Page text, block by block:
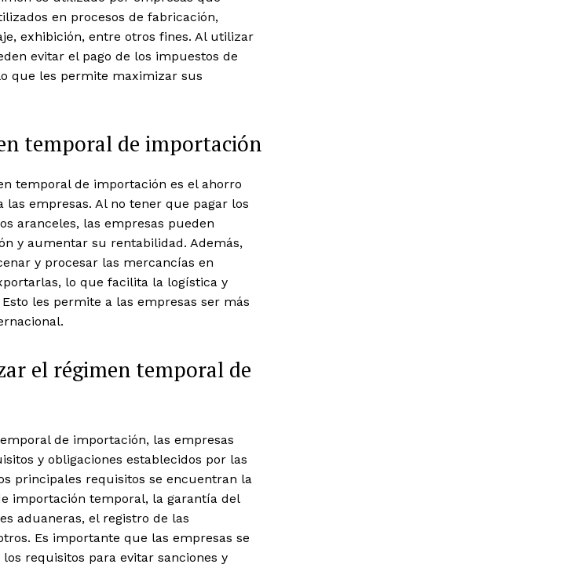
en procesos de fabricación,
exhibición, entre otros fines. Al utilizar
evitar el pago de los impuestos de
que les permite maximizar sus
temporal de importación
temporal de importación es el ahorro
empresas. Al no tener que pagar los
aranceles, las empresas pueden
y aumentar su rentabilidad. Además,
y procesar las mercancías en
lo que facilita la logística y
les permite a las empresas ser más
el régimen temporal de
de importación, las empresas
y obligaciones establecidos por las
principales requisitos se encuentran la
importación temporal, la garantía del
aduaneras, el registro de las
Es importante que las empresas se
requisitos para evitar sanciones y